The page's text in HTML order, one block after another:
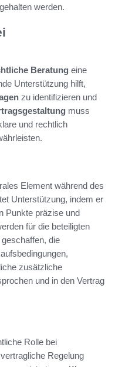
werden.
Beratung eine
Unterstützung hilft,
zu identifizieren und
muss
und rechtlich
Element während des
Unterstützung, indem er
Punkte präzise und
für die beteiligten
die
zusätzliche
und in den Vertrag
Rolle bei
Regelung